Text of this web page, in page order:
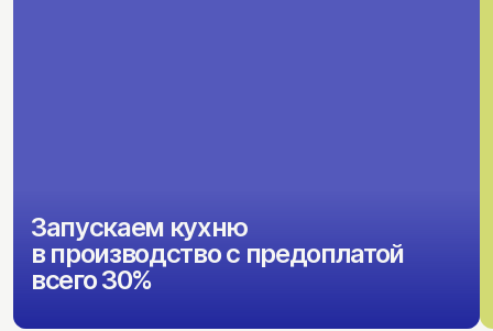
Запускаем кухню
в производство с предоплатой
всего 30%